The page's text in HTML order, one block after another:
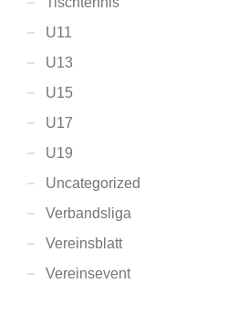
U11
U13
U15
U17
U19
Uncategorized
Verbandsliga
Vereinsblatt
Vereinsevent